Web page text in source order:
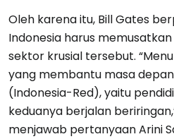
Oleh karena itu, Bill Gates
Indonesia harus
sektor krusial tersebut.
yang membantu masa
(Indonesia-Red), yaitu
keduanya berjalan
menjawab pertanyaan Arini